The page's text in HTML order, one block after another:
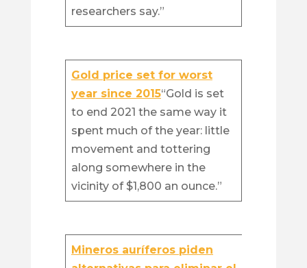
researchers say.”
Gold price set for worst
year since 2015“Gold is set
to end 2021 the same way it
spent much of the year: little
movement and tottering
along somewhere in the
vicinity of $1,800 an ounce.”
Mineros auríferos piden